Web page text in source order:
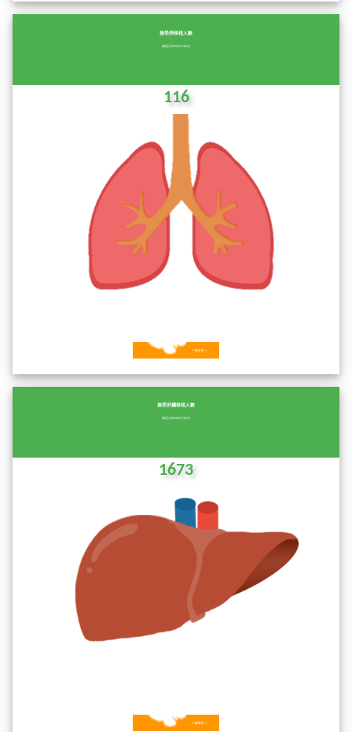
接受肺移植人數
(截至2025年6月30日)
116
了解更多 »
接受肝臟移植人數
(截至2025年6月30日)
1673
了解更多 »